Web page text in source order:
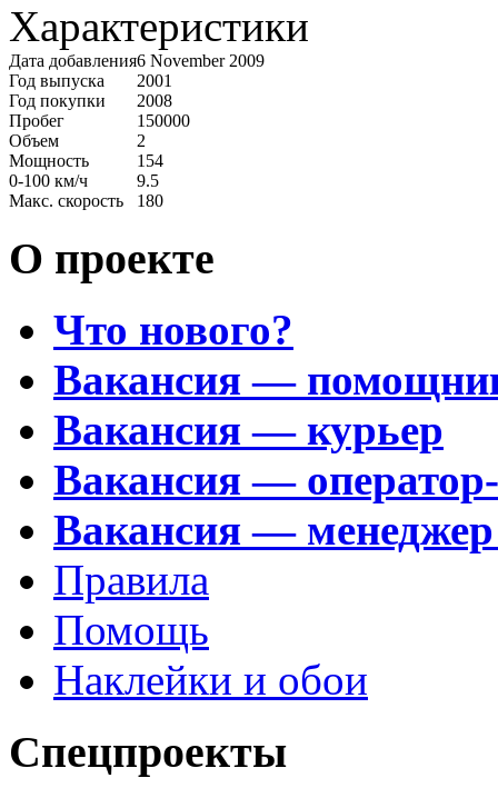
Характеристики
Дата добавления6 November 2009
Год выпуска
2001
Год покупки
2008
Пробег
150000
Объем
2
Мощность
154
0-100 км/ч
9.5
Макс. скорость
180
О проекте
Что нового?
Вакансия —
Вакансия — курьер
Вакансия —
Вакансия —
Правила
Помощь
Наклейки и обои
Спецпроекты